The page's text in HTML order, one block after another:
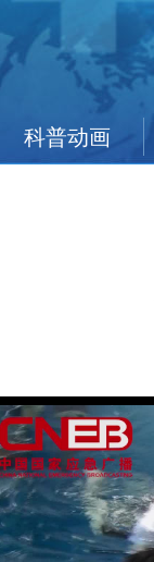
科普动画